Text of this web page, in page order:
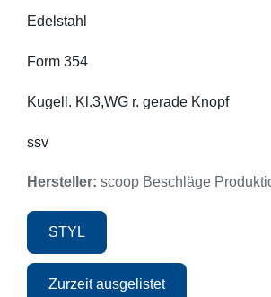
Edelstahl
Form 354
Kugell. Kl.3,WG r. gerade Knopf
ssv
Hersteller: scoop Beschläge
STYL
Zurzeit ausgelistet